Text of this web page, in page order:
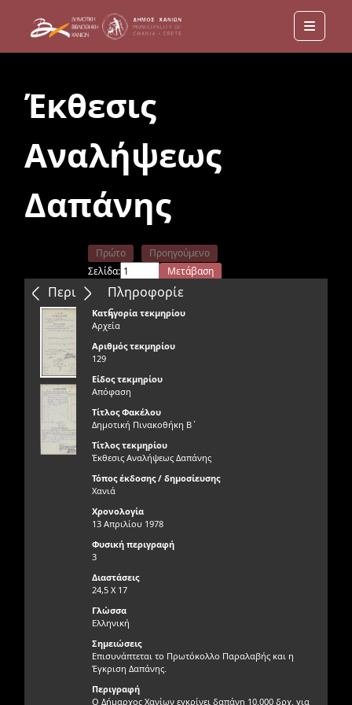
Menu
Έκθεσις
Αναλήψεως
Δαπάνης
Περιεχόμενα
Πρώτο
Προηγούμενο
Σελίδα:
Μετάβαση
Επόμενο
Τελευταίο
Πληροφορίε
ς
Κατηγορία τεκμηρίου
Αρχεία
Αριθμός τεκμηρίου
129
Είδος τεκμηρίου
Απόφαση
Τίτλος Φακέλου
Δημοτική Πινακοθήκη Β΄
Τίτλος τεκμηρίου
Έκθεσις Αναλήψεως Δαπάνης
Τόπος έκδοσης / δημοσίευσης
Χανιά
Χρονολογία
13 Απριλίου 1978
Φυσική περιγραφή
3
Διαστάσεις
24,5 Χ 17
Γλώσσα
Ελληνική
Σημειώσεις
Επισυνάπτεται το Πρωτόκολλο Παραλαβής και η
Έγκριση Δαπάνης.
Περιγραφή
Ο Δήμαρχος Χανίων εγκρίνει δαπάνη 10.000 δρχ. για